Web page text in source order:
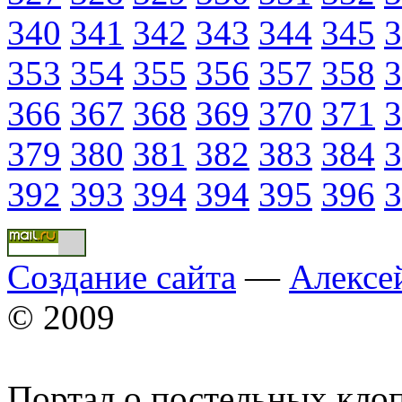
340 341 342 343 344 345
353 354 355 356 357 358
366 367 368 369 370 371
379 380 381 382 383 384
392 393 394 394 395 396
Создание сайта —
© 2009